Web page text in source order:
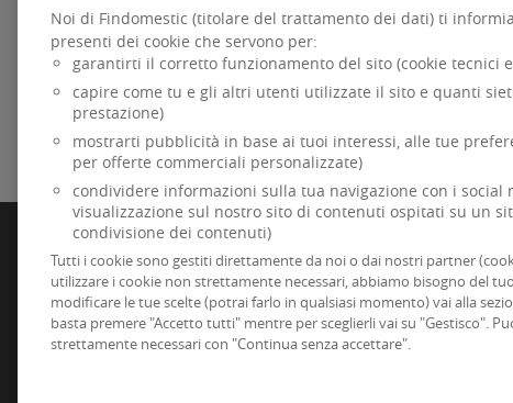
risalto le loro capacità e necessità.
FINDOMESTIC
Specializzata dal 1984 nel credito alla famiglia per
ad uso privato, è parte di BNP Paribas, primario
internazionale.
Dati Societari
Noi di Findomestic (titolare del trattamento dei dati) ti
presenti dei cookie che servono per:
garantirti il corretto funzionamento del sito (cookie tecnici
capire come tu e gli altri utenti utilizzate il sito e quanti
prestazione)
mostrarti pubblicità in base ai tuoi interessi, alle tue
per offerte commerciali personalizzate)
condividere informazioni sulla tua navigazione con i
visualizzazione sul nostro sito di contenuti ospitati su un
condivisione dei contenuti)
Tutti i cookie sono gestiti direttamente da noi o dai nostri partner
utilizzare i cookie non strettamente necessari, abbiamo bisogno del
modificare le tue scelte (potrai farlo in qualsiasi momento) vai alla
basta premere "Accetto tutti" mentre per sceglierli vai su "Gestisco".
strettamente necessari con "Continua senza accettare".